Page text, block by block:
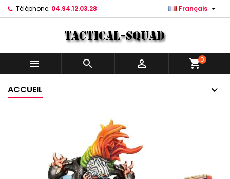
Téléphone: 04.94.12.03.28 Français 
   shopping_cart0
ACCUEIL